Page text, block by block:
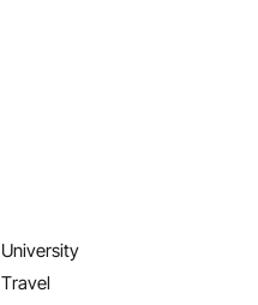
University
Travel